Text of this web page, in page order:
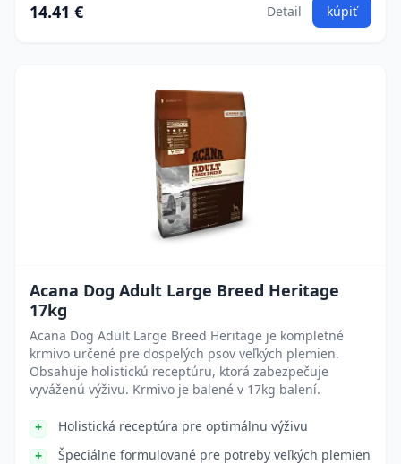
14.41 € Detail kúpiť
Acana Dog Adult Large Breed Heritage
17kg
Acana Dog Adult Large Breed Heritage je kompletné
krmivo určené pre dospelých psov veľkých plemien.
Obsahuje holistickú receptúru, ktorá zabezpečuje
vyváženú výživu. Krmivo je balené v 17kg balení.
Holistická receptúra pre optimálnu výživu
Špeciálne formulované pre potreby veľkých plemien